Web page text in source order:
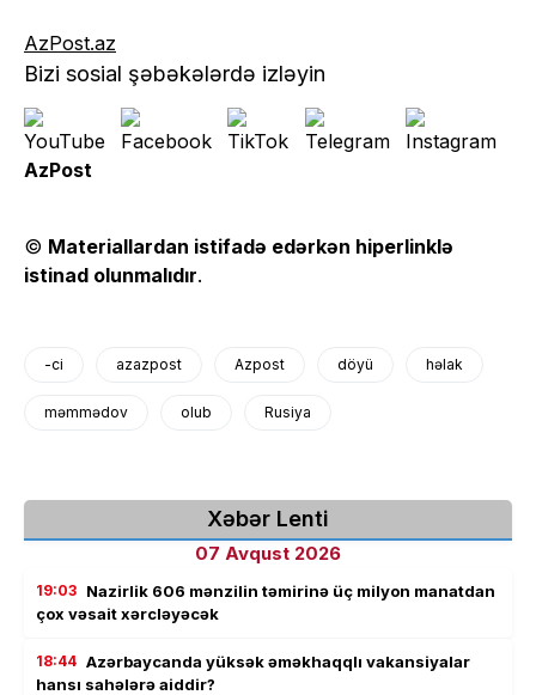
AzPost.az
Bizi sosial şəbəkələrdə izləyin
AzPost
© Materiallardan istifadə edərkən hiperlinklə
istinad olunmalıdır.
-ci azazpost Azpost döyü həlak
məmmədov olub Rusiya
Xəbər Lenti
07 Avqust 2026
19:03 Nazirlik 606 mənzilin təmirinə üç milyon manatdan
çox vəsait xərcləyəcək
18:44 Azərbaycanda yüksək əməkhaqqlı vakansiyalar
hansı sahələrə aiddir?